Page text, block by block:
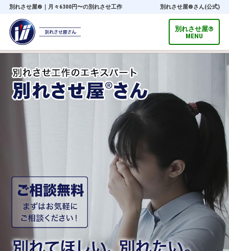
別れさせ屋® ｜月々6300円〜の別れさせ工作 別れさせ屋®さん(公式)
別れさせ屋®
MENU